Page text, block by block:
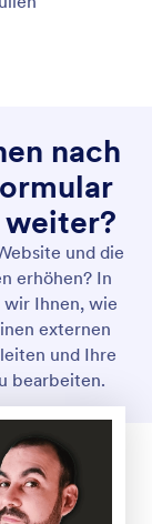
auf
und
E-Mail